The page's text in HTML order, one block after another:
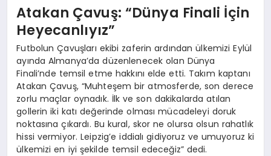
Atakan Çavuş: “Dünya Finali İçin
Heyecanlıyız”
Futbolun Çavuşları ekibi zaferin ardından ülkemizi Eylül
ayında Almanya’da düzenlenecek olan Dünya
Finali’nde temsil etme hakkını elde etti. Takım kaptanı
Atakan Çavuş, “Muhteşem bir atmosferde, son derece
zorlu maçlar oynadık. İlk ve son dakikalarda atılan
gollerin iki katı değerinde olması mücadeleyi doruk
noktasına çıkardı. Bu kural, skor ne olursa olsun rahatlık
hissi vermiyor. Leipzig’e iddialı gidiyoruz ve umuyoruz ki
ülkemizi en iyi şekilde temsil edeceğiz” dedi.